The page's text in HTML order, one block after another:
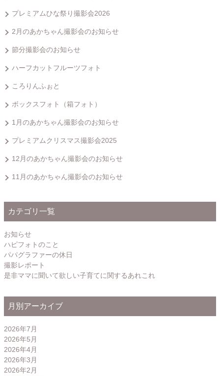
プレミアムひな祭り撮影会2026
2月のあかちゃん撮影会のお知らせ
節分撮影会のお知らせ
ハーフカットフルーツフォト
ころりんふぉと
ボックスフォト（箱フォト）
1月のあかちゃん撮影会のお知らせ
プレミアムクリスマス撮影会2025
12月のあかちゃん撮影会のお知らせ
11月のあかちゃん撮影会のお知らせ
カテゴリ一覧
お知らせ
ハピフォトのこと
パパグラファーの休日
撮影レポート
是非ママに聞いて欲しい子育てに関するあれこれ
月別アーカイブ
2026年7月
2026年5月
2026年4月
2026年3月
2026年2月